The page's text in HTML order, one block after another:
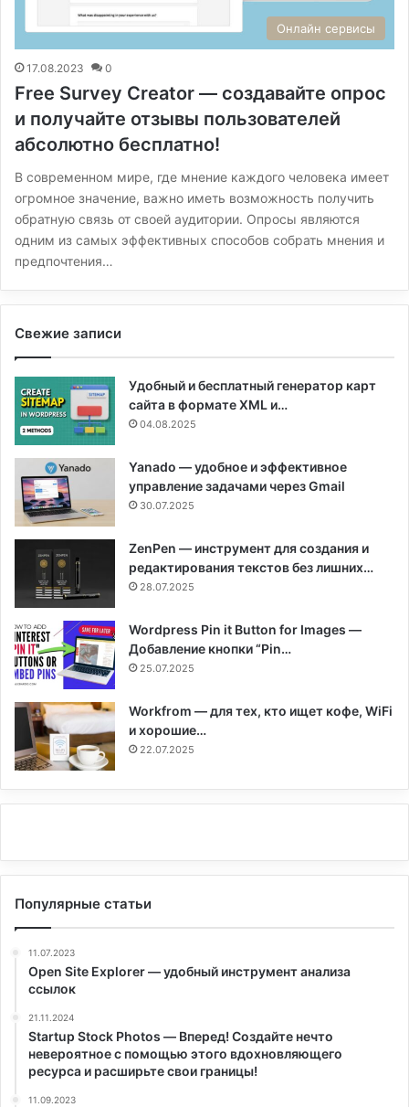
Онлайн сервисы
17.08.2023 0
Free Survey Creator — создавайте опрос
и получайте отзывы пользователей
абсолютно бесплатно!
В современном мире, где мнение каждого человека имеет
огромное значение, важно иметь возможность получить
обратную связь от своей аудитории. Опросы являются
одним из самых эффективных способов собрать мнения и
предпочтения…
Свежие записи
Удобный и бесплатный генератор карт
сайта в формате XML и…
04.08.2025
Yanado — удобное и эффективное
управление задачами через Gmail
30.07.2025
ZenPen — инструмент для создания и
редактирования текстов без лишних…
28.07.2025
Wordpress Pin it Button for Images —
Добавление кнопки “Pin…
25.07.2025
Workfrom — для тех, кто ищет кофе, WiFi
и хорошие…
22.07.2025
Популярные статьи
11.07.2023
Open Site Explorer — удобный инструмент анализа
ссылок
21.11.2024
Startup Stock Photos — Вперед! Создайте нечто
невероятное с помощью этого вдохновляющего
ресурса и расширьте свои границы!
11.09.2023